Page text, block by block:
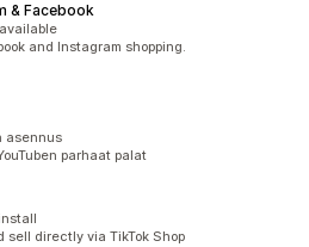
& Facebook
and Instagram shopping.
asennus
parhaat palat
sell directly via TikTok Shop